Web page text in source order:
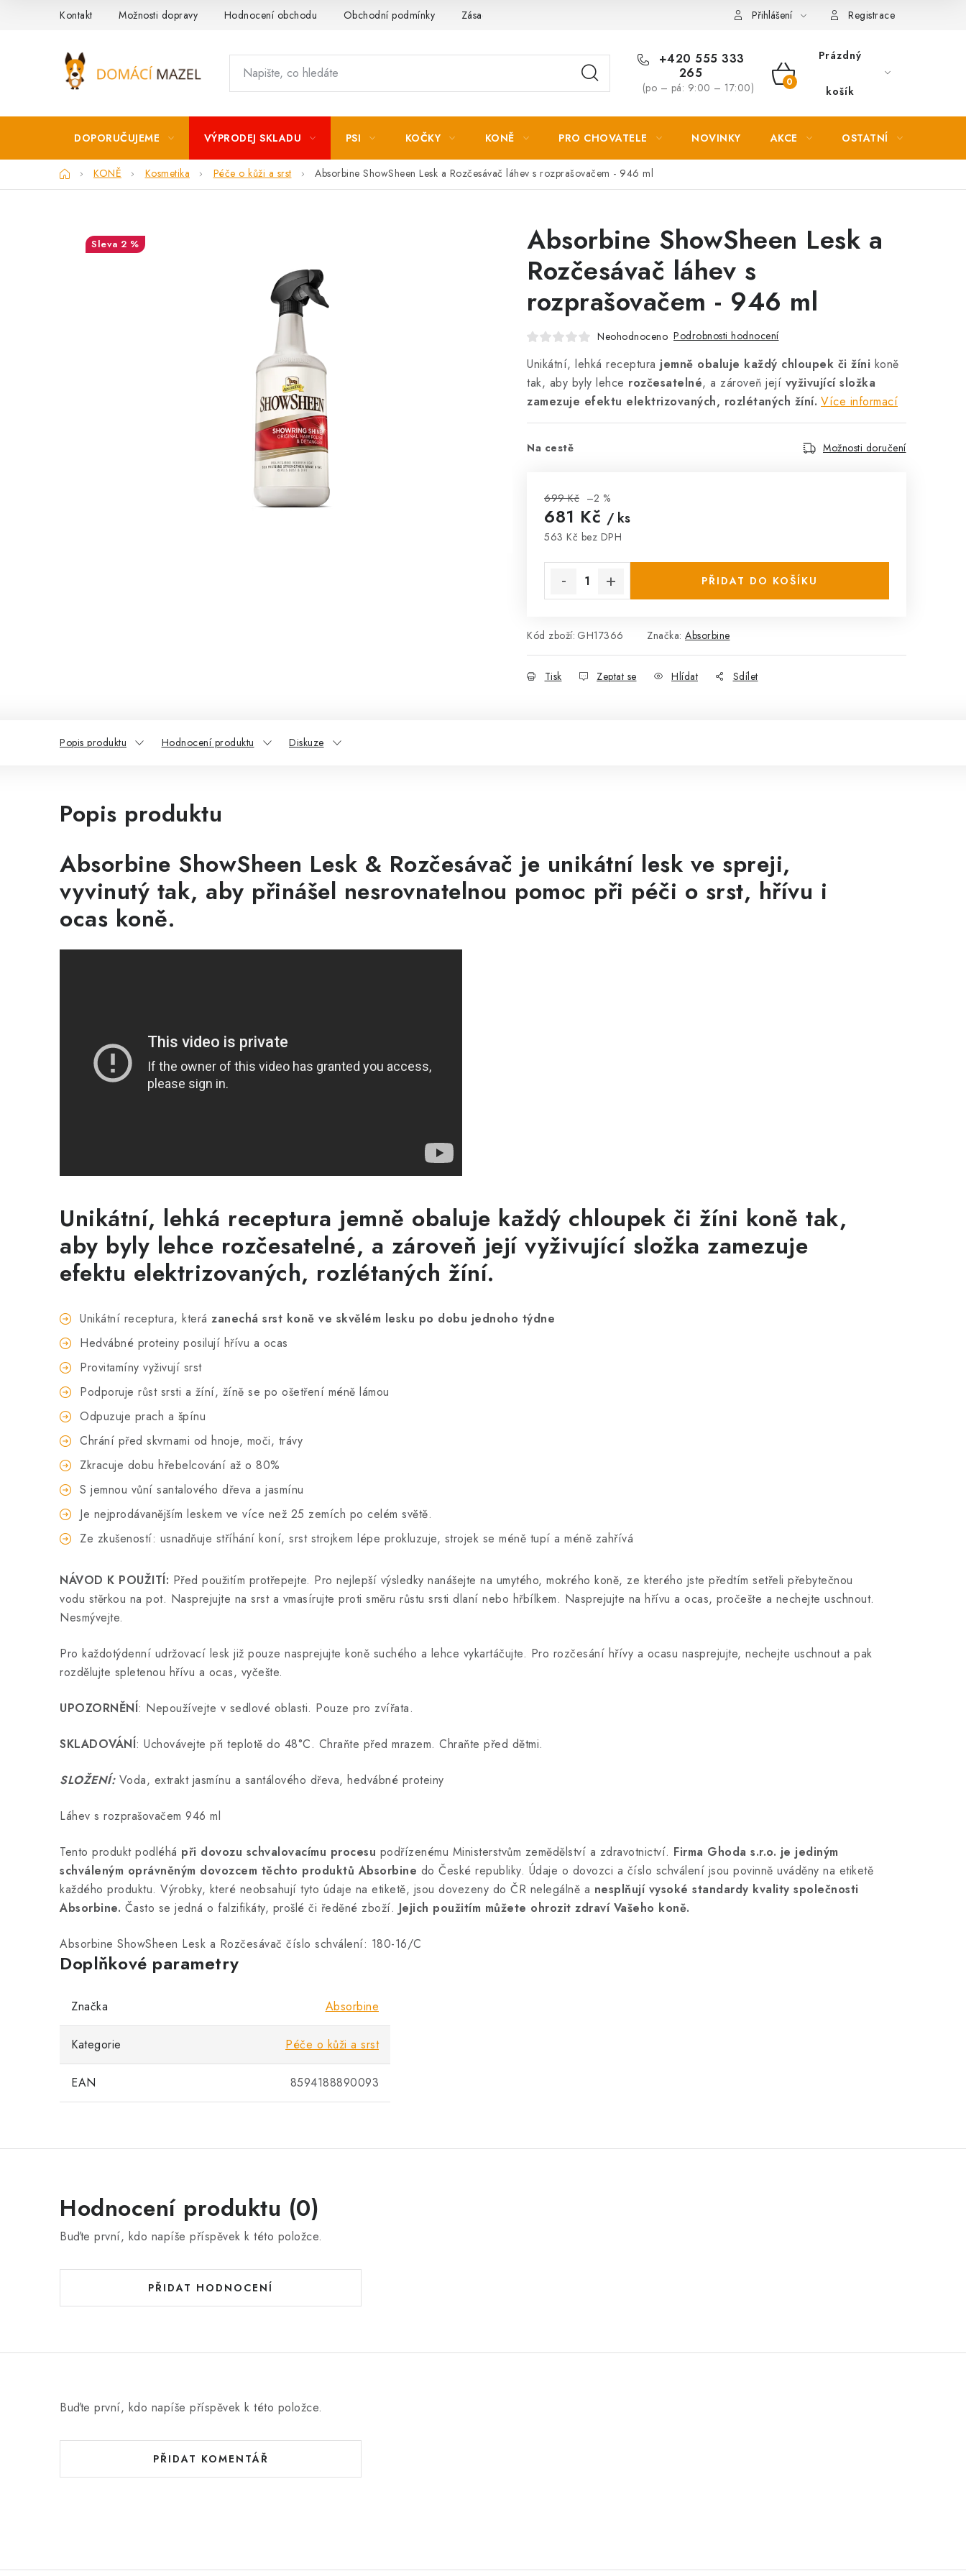
Kontakt Možnosti dopravy Hodnocení obchodu Obchodní podmínky Zásady zpracování osobních údajů Přihlášení Registrace
+420 555 333
265
(po – pá: 9:00 – 17:00)
NÁKUPNÍ
Prázdný
košík
DOPORUČUJEME VÝPRODEJ SKLADU PSI KOČKY KONĚ PRO CHOVATELE NOVINKY AKCE OSTATNÍ
DomůKONĚ Kosmetika Péče o kůži a srst Absorbine ShowSheen Lesk a Rozčesávač láhev s rozprašovačem - 946 ml
Absorbine ShowSheen Lesk a
Rozčesávač láhev s
rozprašovačem - 946 ml
Neohodnoceno Podrobnosti hodnocení
Unikátní, lehká receptura jemně obaluje každý chloupek či žíni koně
tak, aby byly lehce rozčesatelné, a zároveň její vyživující složka
zamezuje efektu elektrizovaných, rozlétaných žíní. Více informací
Na cestě Možnosti doručení
699 Kč –2 %
681 Kč / ks
563 Kč bez DPH
PŘIDAT DO KOŠÍKU
Kód zboží: GH17366 Značka: Absorbine
Tisk Zeptat se Hlídat Sdílet
2 %
Popis produktu Hodnocení produktu Diskuze
Popis produktu
Absorbine ShowSheen Lesk & Rozčesávač je unikátní lesk ve spreji,
vyvinutý tak, aby přinášel nesrovnatelnou pomoc při péči o srst, hřívu i
ocas koně.
Unikátní, lehká receptura jemně obaluje každý chloupek či žíni koně tak,
aby byly lehce rozčesatelné, a zároveň její vyživující složka zamezuje
efektu elektrizovaných, rozlétaných žíní.
Unikátní receptura, která zanechá srst koně ve skvělém lesku po dobu jednoho týdne
Hedvábné proteiny posilují hřívu a ocas
Provitamíny vyživují srst
Podporuje růst srsti a žíní, žíně se po ošetření méně lámou
Odpuzuje prach a špínu
Chrání před skvrnami od hnoje, moči, trávy
Zkracuje dobu hřebelcování až o 80%
S jemnou vůní santalového dřeva a jasmínu
Je nejprodávanějším leskem ve více než 25 zemích po celém světě.
Ze zkušeností: usnadňuje stříhání koní, srst strojkem lépe prokluzuje, strojek se méně tupí a méně zahřívá
NÁVOD K POUŽITÍ: Před použitím protřepejte. Pro nejlepší výsledky nanášejte na umytého, mokrého koně, ze kterého jste předtím setřeli přebytečnou
vodu stěrkou na pot. Nasprejujte na srst a vmasírujte proti směru růstu srsti dlaní nebo hřbílkem. Nasprejujte na hřívu a ocas, pročešte a nechejte uschnout.
Nesmývejte.
Pro každotýdenní udržovací lesk již pouze nasprejujte koně suchého a lehce vykartáčujte. Pro rozčesání hřívy a ocasu nasprejujte, nechejte uschnout a pak
rozdělujte spletenou hřívu a ocas, vyčešte.
UPOZORNĚNÍ: Nepoužívejte v sedlové oblasti. Pouze pro zvířata.
SKLADOVÁNÍ: Uchovávejte při teplotě do 48°C. Chraňte před mrazem. Chraňte před dětmi.
SLOŽENÍ: Voda, extrakt jasmínu a santálového dřeva, hedvábné proteiny
Láhev s rozprašovačem 946 ml
Tento produkt podléhá při dovozu schvalovacímu procesu podřízenému Ministerstvům zemědělství a zdravotnictví. Firma Ghoda s.r.o. je jediným
schváleným oprávněným dovozcem těchto produktů Absorbine do České republiky. Údaje o dovozci a číslo schválení jsou povinně uváděny na etiketě
každého produktu. Výrobky, které neobsahují tyto údaje na etiketě, jsou dovezeny do ČR nelegálně a nesplňují vysoké standardy kvality společnosti
Absorbine. Často se jedná o falzifikáty, prošlé či ředěné zboží. Jejich použitím můžete ohrozit zdraví Vašeho koně.
Absorbine ShowSheen Lesk a Rozčesávač číslo schválení: 180-16/C
Doplňkové parametry
Značka Absorbine
Kategorie Péče o kůži a srst
EAN 8594188890093
Hodnocení produktu (0)
Buďte první, kdo napíše příspěvek k této položce.
PŘIDAT HODNOCENÍ
Buďte první, kdo napíše příspěvek k této položce.
PŘIDAT KOMENTÁŘ